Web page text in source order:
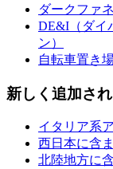
ダークファ
DE&I（ダイ
ン）
自転車置き
新しく追加さ
イタリア系
西日本に含
北陸地方に